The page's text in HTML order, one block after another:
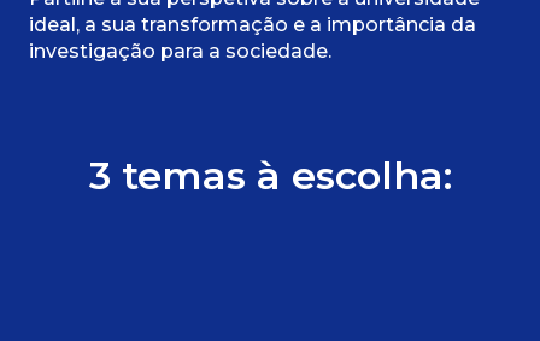
ideal, a sua transformação e a importância da
investigação para a sociedade.
3 temas à escolha: